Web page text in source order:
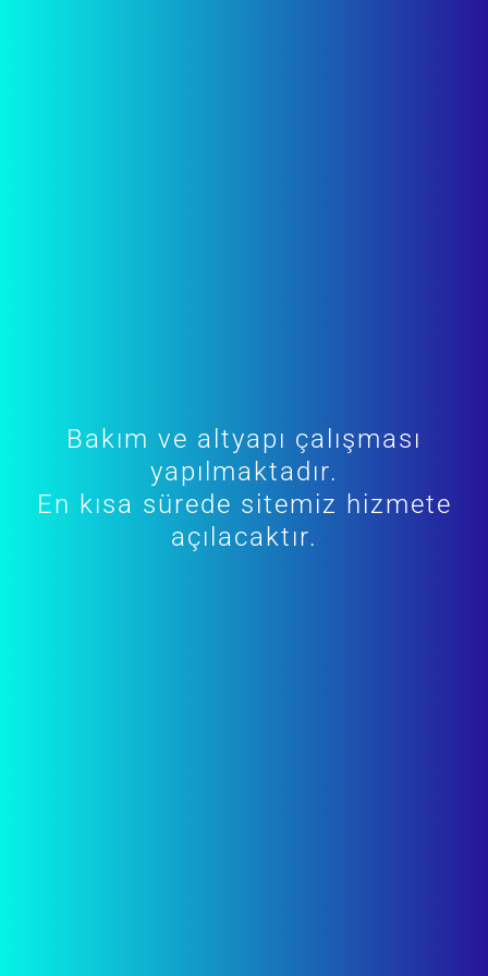
Bakım ve altyapı çalışması
yapılmaktadır.
En kısa sürede sitemiz hizmete
açılacaktır.